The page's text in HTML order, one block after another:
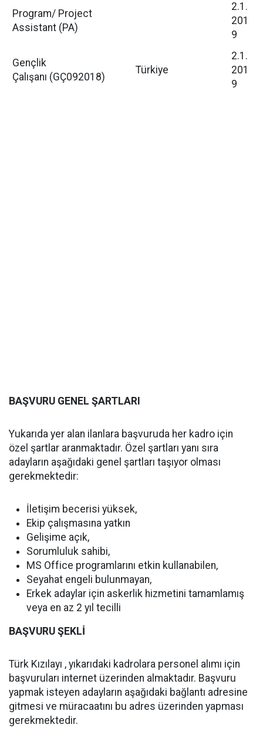
Program/ Project
Assistant (PA)
2.1.
201
9
Gençlik
Çalışanı (GÇ092018)
Türkiye
2.1.
201
9
BAŞVURU GENEL ŞARTLARI
Yukarıda yer alan ilanlara başvuruda her kadro için
özel şartlar aranmaktadır. Özel şartları yanı sıra
adayların aşağıdaki genel şartları taşıyor olması
gerekmektedir:
İletişim becerisi yüksek,
Ekip çalışmasına yatkın
Gelişime açık,
Sorumluluk sahibi,
MS Office programlarını etkin kullanabilen,
Seyahat engeli bulunmayan,
Erkek adaylar için askerlik hizmetini tamamlamış
veya en az 2 yıl tecilli
BAŞVURU ŞEKLİ
Türk Kızılayı , yıkarıdaki kadrolara personel alımı için
başvuruları internet üzerinden almaktadır. Başvuru
yapmak isteyen adayların aşağıdaki bağlantı adresine
gitmesi ve müracaatını bu adres üzerinden yapması
gerekmektedir.